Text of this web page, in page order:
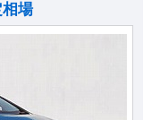
相場